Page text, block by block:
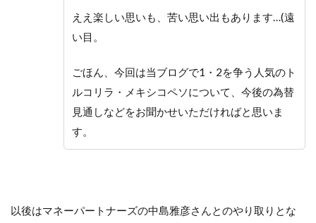
ええ楽しい思いも、苦い思い出もあります…(遠
い目。
ごほん、今回は当ブログで1・2を争う人気のト
ルコリラ・メキシコペソについて、今後の為替
見通しなどをお聞かせいただければと思いま
す。
以後はマネーパートナーズの中島雅彦さんとのやり取りとな